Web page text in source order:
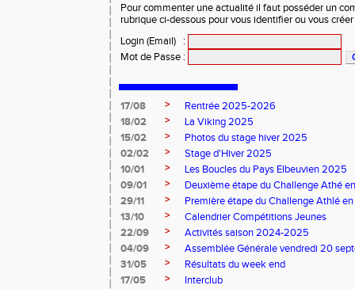
Pour commenter une actualité il faut posséder un
rubrique ci-dessous pour vous identifier ou vous
Login (Email)
:
Mot de Passe :
17/08 >
Rentrée 2025-2026
18/02
>
La Viking 2025
15/02
>
Photos du stage hiver 2025
02/02
>
Stage d'Hiver 2025
10/01
>
Les Boucles du Pays Elbeuvien 2025
09/01
>
Deuxième étape du Challenge Athé
29/11
>
Première étape du Challenge Athlé
13/10
>
Calendrier Compétitions Jeunes
22/09
>
Activités saison 2024-2025
04/09
>
Assemblée Générale vendredi 20
31/05
>
Résultats du week end
17/05
>
Interclub